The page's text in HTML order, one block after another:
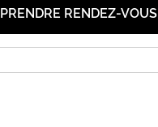
PRENDRE RENDEZ-VOUS